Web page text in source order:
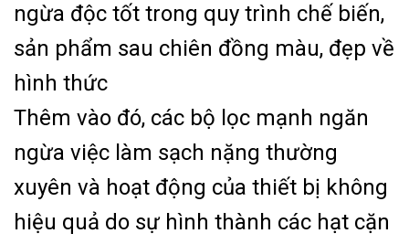
ngừa độc tốt trong quy trình chế biến,
sản phẩm sau chiên đồng màu, đẹp về
hình thức
Thêm vào đó, các bộ lọc mạnh ngăn
ngừa việc làm sạch nặng thường
xuyên và hoạt động của thiết bị không
hiệu quả do sự hình thành các hạt cặn